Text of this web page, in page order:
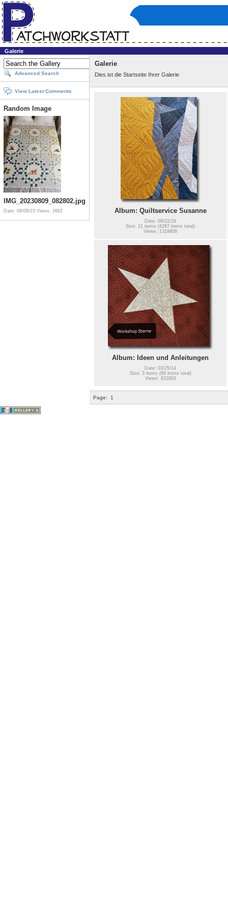
Galerie
Advanced Search
View Latest Comments
Random Image
IMG_20230809_082802.jpg
Date: 08/09/23 Views: 2662
Galerie
Dies ist die Startseite Ihrer Galerie
Album: Quiltservice Susanne
Date: 09/22/19
Size: 21 items (4287 items total)
Views: 1319808
Album: Ideen und Anleitungen
Date: 03/25/14
Size: 3 items (89 items total)
Views: 822003
Page: 1